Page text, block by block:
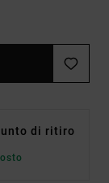
di ritiro